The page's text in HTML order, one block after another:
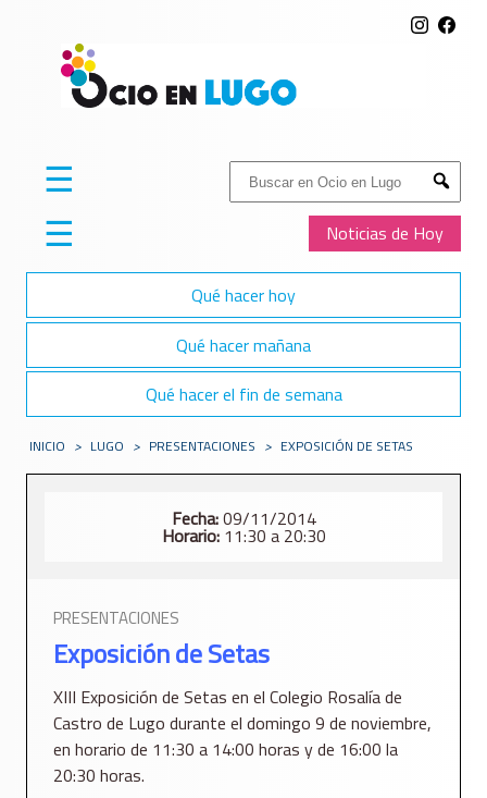
Buscar:
Submit
Noticias de Hoy
☰
☰
Qué hacer hoy
Qué hacer mañana
Qué hacer el fin de semana
INICIO > LUGO > PRESENTACIONES > EXPOSICIÓN DE SETAS
Fecha:09/11/2014
Horario:11:30 a 20:30
PRESENTACIONES
Exposición de Setas
XIII Exposición de Setas en el Colegio Rosalía de
Castro de Lugo durante el domingo 9 de noviembre,
en horario de 11:30 a 14:00 horas y de 16:00 la
20:30 horas.